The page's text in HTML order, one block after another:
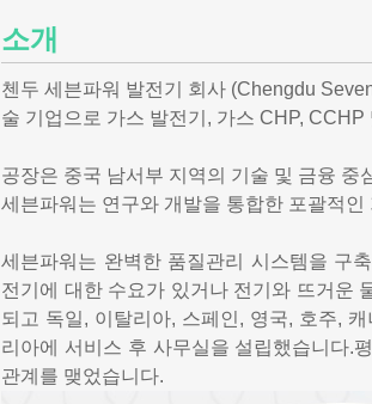
소개
첸두 세븐파워 발전기 회사 (Chengdu
술 기업으로 가스 발전기, 가스 CHP,
공장은 중국 남서부 지역의 기술 및 금융
세븐파워는 연구와 개발을 통합한 포괄적인
세븐파워는 완벽한 품질관리 시스템을 구
전기에 대한 수요가 있거나 전기와 뜨거운
되고 독일, 이탈리아, 스페인, 영국, 호주,
리아에 서비스 후 사무실을 설립했습니다.
관계를 맺었습니다.